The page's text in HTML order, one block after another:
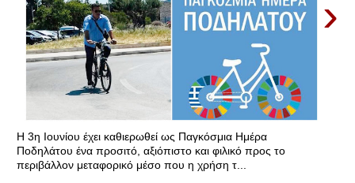
›
Η 3η Ιουνίου έχει καθιερωθεί ως Παγκόσμια Ημέρα
Ποδηλάτου ένα προσιτό, αξιόπιστο και φιλικό προς το
περιβάλλον μεταφορικό μέσο που η χρήση τ...